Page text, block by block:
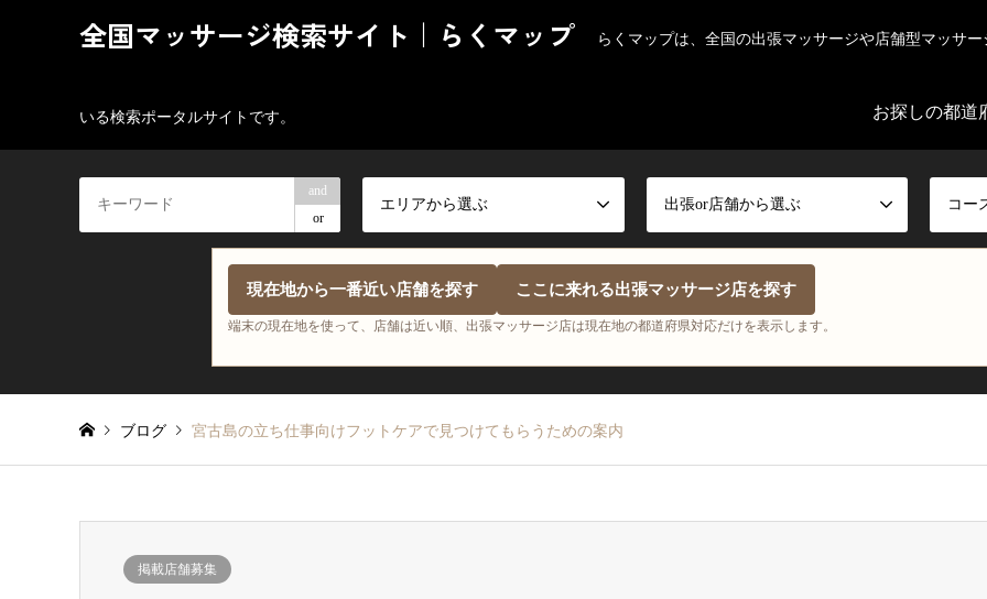
全国マッサージ検索サイト｜らくマップ らくマップは、全国の出張マッサージや店舗型マッサ
いる検索ポータルサイトです。 お探しの都道
and
or
エリアから選ぶ 出張or店舗から選ぶ コー
現在地から一番近い店舗を探す ここに来れる出張マッサージ店を探す
端末の現在地を使って、店舗は近い順、出張マッサージ店は現在地の都道府県対応だけを表示します。
ブログ 宮古島の立ち仕事向けフットケアで見つけてもらうための案内
掲載店舗募集